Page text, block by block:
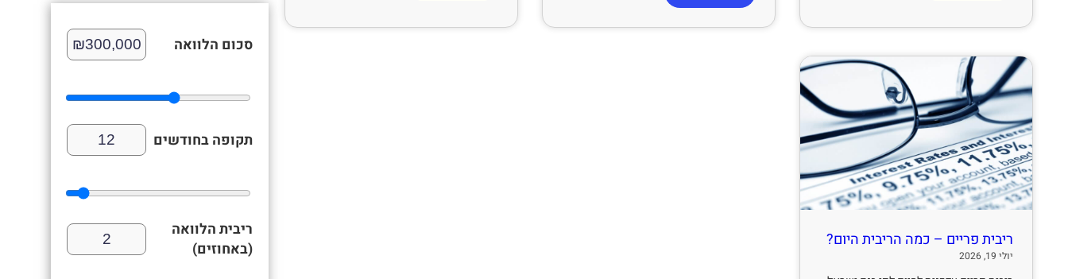
ריבית פריים – כמה הריבית היום?
יולי 19, 2026
סכום הלוואה
תקופה בחודשים
ריבית הלוואה
(באחוזים)